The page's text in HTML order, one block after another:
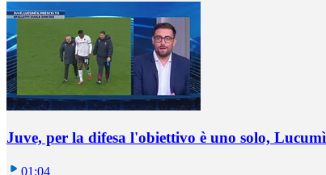
Juve, per la difesa l'obiettivo è uno solo, Lucumì
01:04